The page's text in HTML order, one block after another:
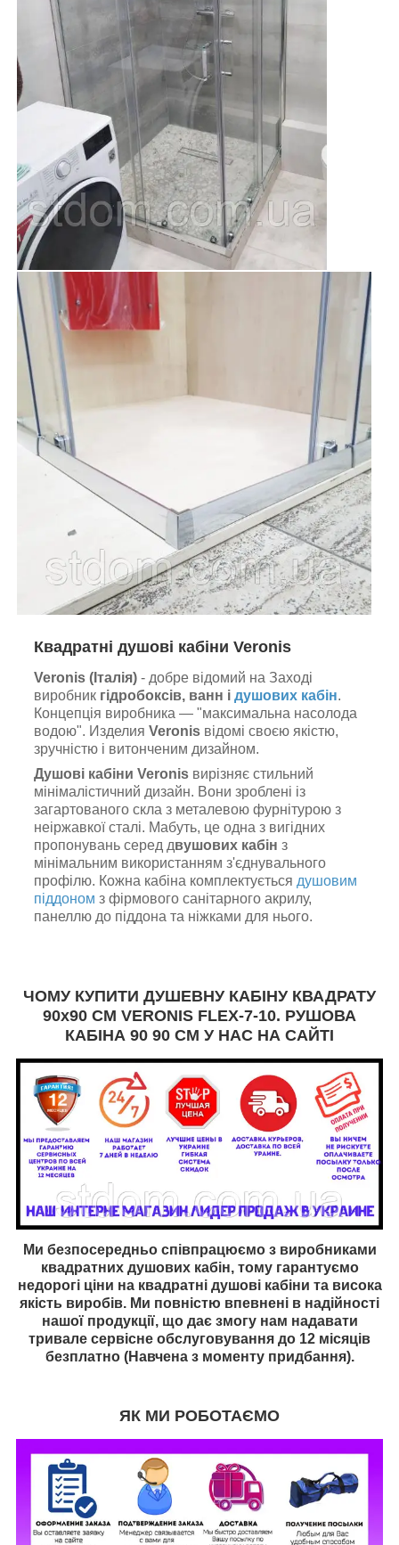
Квадратні душові кабіни Veronis
Veronis (Італія) - добре відомий на Заході
виробник гідробоксів, ванн і душових кабін.
Концепція виробника — "максимальна насолода
водою". Изделия Veronis відомі своєю якістю,
зручністю і витонченим дизайном.
Душові кабіни Veronis вирізняє стильний
мінімалістичний дизайн. Вони зроблені із
загартованого скла з металевою фурнітурою з
неіржавкої сталі. Мабуть, це одна з вигідних
пропонувань серед двушових кабін з
мінімальним використанням з'єднувального
профілю. Кожна кабіна комплектується душовим
піддоном з фірмового санітарного акрилу,
панеллю до піддона та ніжками для нього.
ЧОМУ КУПИТИ ДУШЕВНУ КАБІНУ КВАДРАТУ
90х90 СМ VERONIS FLEX-7-10. РУШОВА
КАБІНА 90 90 СМ У НАС НА САЙТІ
Ми безпосередньо співпрацюємо з виробниками
квадратних душових кабін, тому гарантуємо
недорогі ціни на квадратні душові кабіни та висока
якість виробів. Ми повністю впевнені в надійності
нашої продукції, що дає змогу нам надавати
тривале сервісне обслуговування до 12 місяців
безплатно (Навчена з моменту придбання).
ЯК МИ РОБОТАЄМО